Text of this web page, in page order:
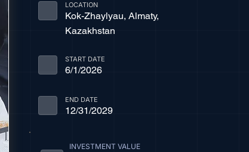
LOCATION
Kok-Zhaylyau, Almaty,
Kazakhstan
START DATE
6/1/2026
END DATE
12/31/2029
INVESTMENT VALUE